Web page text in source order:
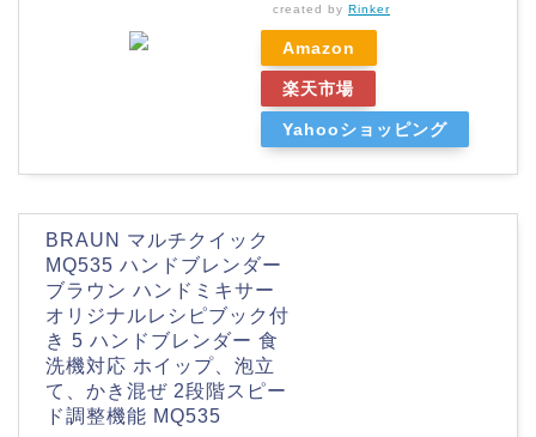
created by Rinker
Amazon
楽天市場
Yahooショッピング
BRAUN マルチクイック
MQ535 ハンドブレンダー
ブラウン ハンドミキサー
オリジナルレシピブック付
き 5 ハンドブレンダー 食
洗機対応 ホイップ、泡立
て、かき混ぜ 2段階スピー
ド調整機能 MQ535